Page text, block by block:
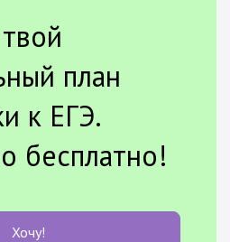
план
к ЕГЭ.
бесплатно!
Хочу!